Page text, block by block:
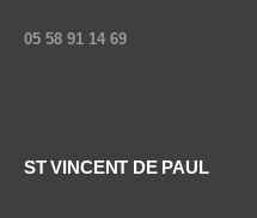
05 58 91 14 69
ST VINCENT DE PAUL